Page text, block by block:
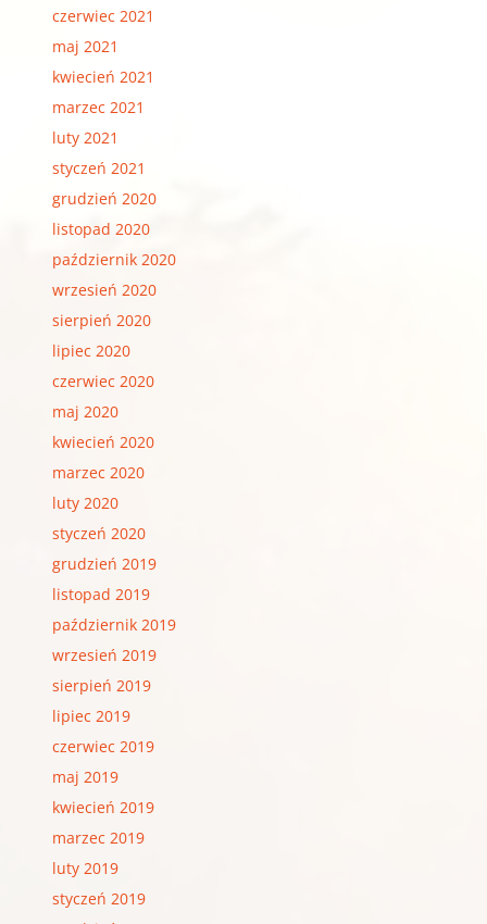
czerwiec 2021
maj 2021
kwiecień 2021
marzec 2021
luty 2021
styczeń 2021
grudzień 2020
listopad 2020
październik 2020
wrzesień 2020
sierpień 2020
lipiec 2020
czerwiec 2020
maj 2020
kwiecień 2020
marzec 2020
luty 2020
styczeń 2020
grudzień 2019
listopad 2019
październik 2019
wrzesień 2019
sierpień 2019
lipiec 2019
czerwiec 2019
maj 2019
kwiecień 2019
marzec 2019
luty 2019
styczeń 2019